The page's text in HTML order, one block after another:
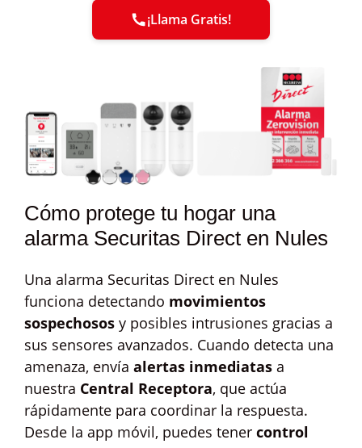
¡Llama Gratis!
Cómo protege tu hogar una
alarma Securitas Direct en Nules
Una alarma Securitas Direct en Nules
funciona detectando movimientos
sospechosos y posibles intrusiones gracias a
sus sensores avanzados. Cuando detecta una
amenaza, envía alertas inmediatas a
nuestra Central Receptora, que actúa
rápidamente para coordinar la respuesta.
Desde la app móvil, puedes tener control